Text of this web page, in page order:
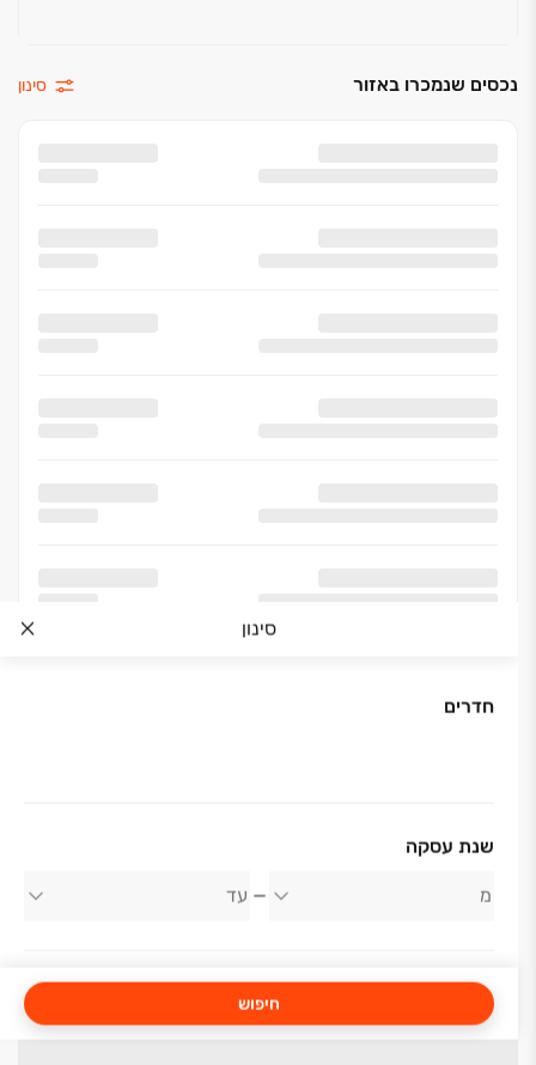
נכסים שנמכרו באזור סינון
סינון
חדרים
שנת עסקה
חיפוש